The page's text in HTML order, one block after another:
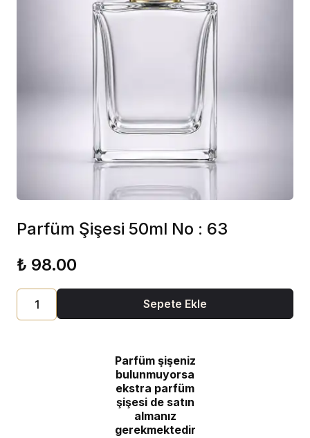
Parfüm Şişesi 50ml No : 63
₺ 98.00
Sepete Ekle
Parfüm şişeniz
bulunmuyorsa
ekstra parfüm
şişesi de satın
almanız
gerekmektedir